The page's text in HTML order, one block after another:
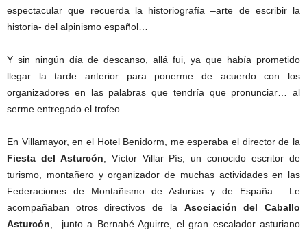
espectacular que recuerda la historiografía –arte de escribir la
historia- del alpinismo español…
Y sin ningún día de descanso, allá fui, ya que había prometido
llegar la tarde anterior para ponerme de acuerdo con los
organizadores en las palabras que tendría que pronunciar… al
serme entregado el trofeo…
En Villamayor, en el Hotel Benidorm, me esperaba el director de la
Fiesta del Asturcón , Víctor Villar Pís, un conocido escritor de
turismo, montañero y organizador de muchas actividades en las
Federaciones de Montañismo de Asturias y de España… Le
acompañaban otros directivos de la Asociación del Caballo
Asturcón , junto a Bernabé Aguirre, el gran escalador asturiano